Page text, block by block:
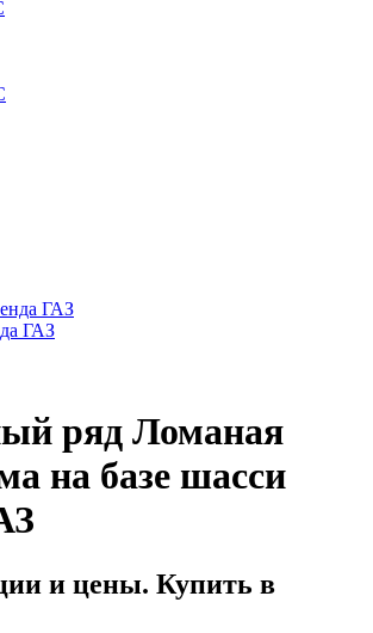
ГАЗ
ряд Ломаная
на базе шасси
и цены. Купить в